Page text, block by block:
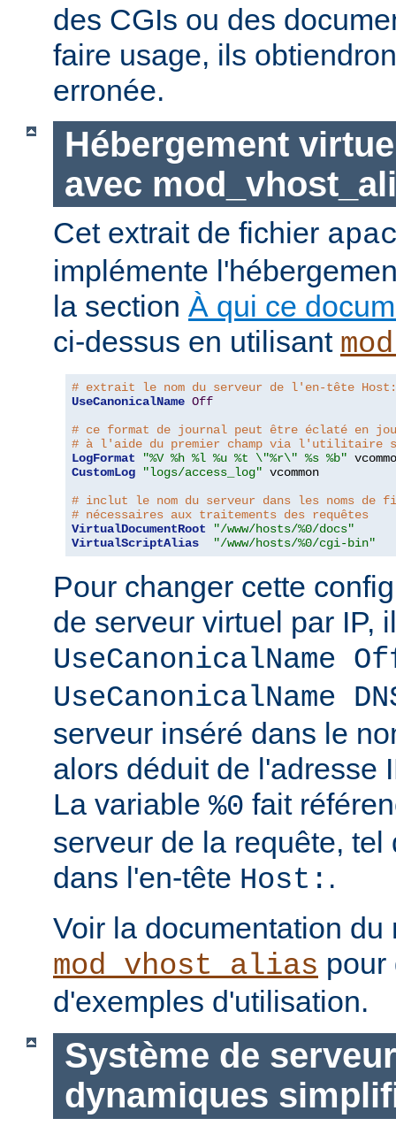
des CGIs ou des
faire usage, ils
erronée.
Hébergement
avec
Cet extrait de fichier
implémente
la section À qui ce
ci-dessus en utilisant
# extrait le nom du serveur de l'en-tête Host:
UseCanonicalName Off
# ce format de journal peut être éclaté en
# à l'aide du premier champ via
LogFormat
"%V %h %l %u %t \"%r\" %s %b"
CustomLog
"logs/access_log" vcommon
# inclut le nom du serveur dans les noms de
# nécessaires aux traitements des requêtes
VirtualDocumentRoot
"/www/hosts/%0/docs"
VirtualScriptAlias
"/www/hosts/%0/cgi-bin"
Pour changer cette
de serveur virtuel par IP,
UseCanonicalName
UseCanonicalName
serveur inséré dans le
alors déduit de l'adresse
La variable %0 fait
serveur de la requête,
dans l'en-tête Host: .
Voir la documentation du
mod_vhost_alias pour
d'exemples d'utilisation.
Système de
dynamiques